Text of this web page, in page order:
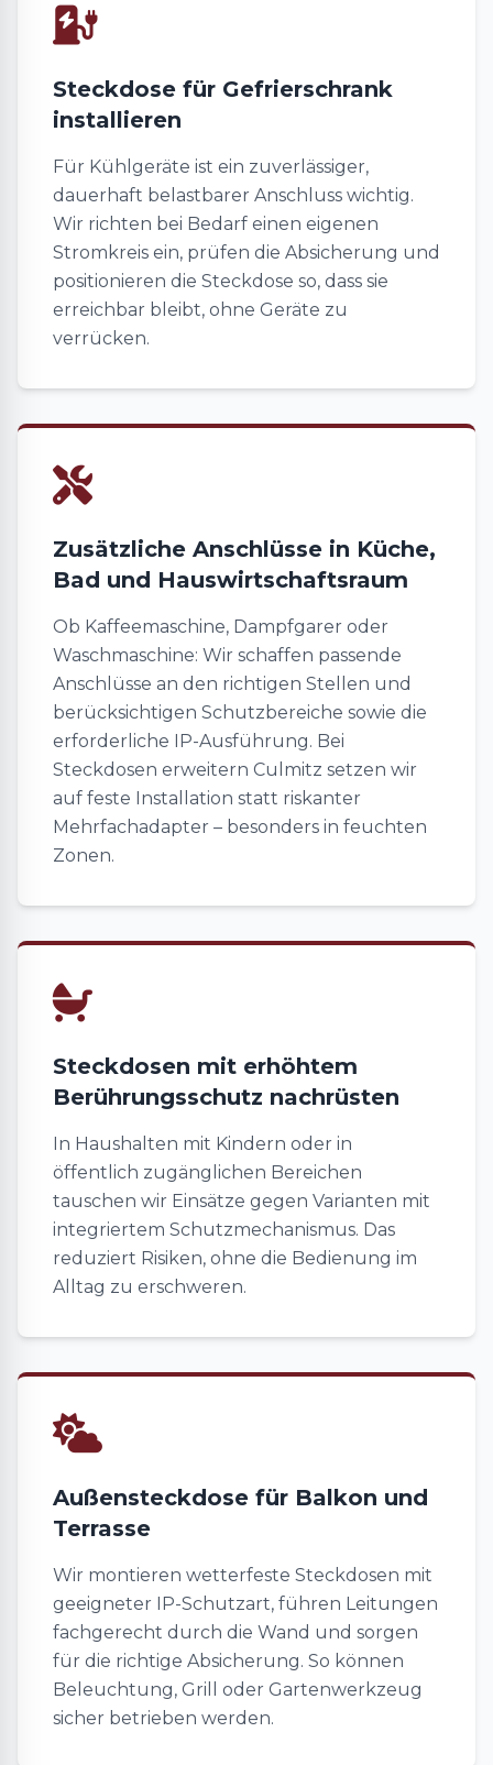
Steckdose für Gefrierschrank
installieren
Für Kühlgeräte ist ein zuverlässiger,
dauerhaft belastbarer Anschluss wichtig.
Wir richten bei Bedarf einen eigenen
Stromkreis ein, prüfen die Absicherung und
positionieren die Steckdose so, dass sie
erreichbar bleibt, ohne Geräte zu
verrücken.
Zusätzliche Anschlüsse in Küche,
Bad und Hauswirtschaftsraum
Ob Kaffeemaschine, Dampfgarer oder
Waschmaschine: Wir schaffen passende
Anschlüsse an den richtigen Stellen und
berücksichtigen Schutzbereiche sowie die
erforderliche IP-Ausführung. Bei
Steckdosen erweitern Culmitz setzen wir
auf feste Installation statt riskanter
Mehrfachadapter – besonders in feuchten
Zonen.
Steckdosen mit erhöhtem
Berührungsschutz nachrüsten
In Haushalten mit Kindern oder in
öffentlich zugänglichen Bereichen
tauschen wir Einsätze gegen Varianten mit
integriertem Schutzmechanismus. Das
reduziert Risiken, ohne die Bedienung im
Alltag zu erschweren.
Außensteckdose für Balkon und
Terrasse
Wir montieren wetterfeste Steckdosen mit
geeigneter IP-Schutzart, führen Leitungen
fachgerecht durch die Wand und sorgen
für die richtige Absicherung. So können
Beleuchtung, Grill oder Gartenwerkzeug
sicher betrieben werden.